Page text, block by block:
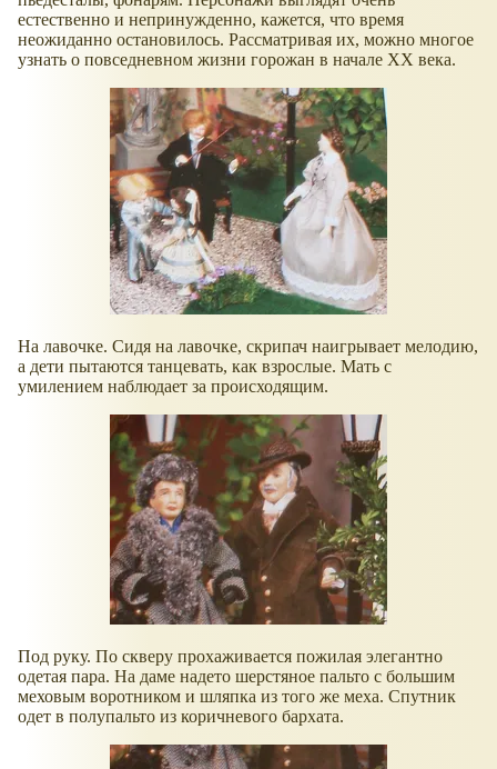
естественно и непринужденно, кажется, что время
неожиданно остановилось. Рассматривая их, можно многое
узнать о повседневном жизни горожан в начале XX века.
На лавочке. Сидя на лавочке, скрипач наигрывает мелодию,
а дети пытаются танцевать, как взрослые. Мать с
умилением наблюдает за происходящим.
Под руку. По скверу прохаживается пожилая элегантно
одетая пара. На даме надето шерстяное пальто с большим
меховым воротником и шляпка из того же меха. Спутник
одет в полупальто из коричневого бархата.